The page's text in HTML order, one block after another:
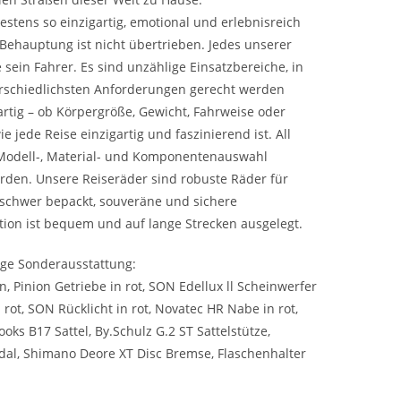
so einzigartig, emotional und erlebnisreich
ist nicht übertrieben. Jedes unserer
Fahrer. Es sind unzählige Einsatzbereiche, in
Anforderungen gerecht werden
– ob Körpergröße, Gewicht, Fahrweise oder
jede Reise einzigartig und faszinierend ist. All
, Material- und Komponentenauswahl
Unsere Reiseräder sind robuste Räder für
bepackt, souveräne und sichere
ist bequem und auf lange Strecken ausgelegt.
Sonderausstattung:
Pinion Getriebe in rot, SON Edellux ll Scheinwerfer
SON Rücklicht in rot, Novatec HR Nabe in rot,
B17 Sattel, By.Schulz G.2 ST Sattelstütze,
Shimano Deore XT Disc Bremse, Flaschenhalter